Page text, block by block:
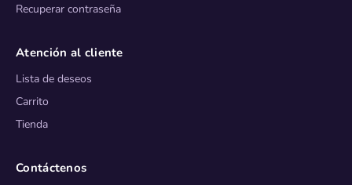
Recuperar contraseña
Atención al cliente
Lista de deseos
Carrito
Tienda
Contáctenos